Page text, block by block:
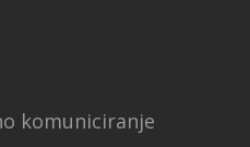
komuniciranje